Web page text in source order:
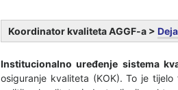
Koordinator kvaliteta AGGF-a >
Institucionalno uređenje sistema
osiguranje kvaliteta (KOK). To je